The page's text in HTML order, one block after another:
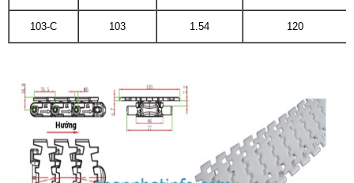
103-C 103 1.54 120